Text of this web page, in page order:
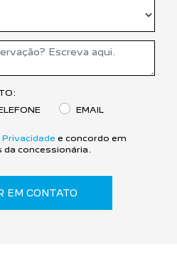
EMAIL
e concordo em
da concessionária.
EM CONTATO